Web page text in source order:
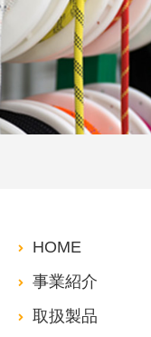
HOME
事業紹介
取扱製品